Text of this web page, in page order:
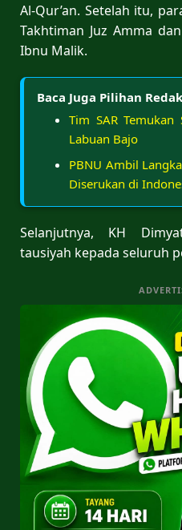
Al-Qur’an. Setelah itu,
Takhtiman Juz Amma
Ibnu Malik.
Baca Juga Pilihan
Tim SAR
Labuan Bajo
PBNU Ambil
Diserukan di
Selanjutnya, KH
tausiyah kepada seluruh